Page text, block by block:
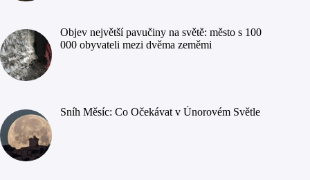
Objev největší pavučiny na světě: město s 100
000 obyvateli mezi dvěma zeměmi
Sníh Měsíc: Co Očekávat v Únorovém Světle